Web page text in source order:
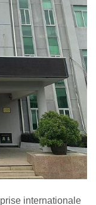
internationale